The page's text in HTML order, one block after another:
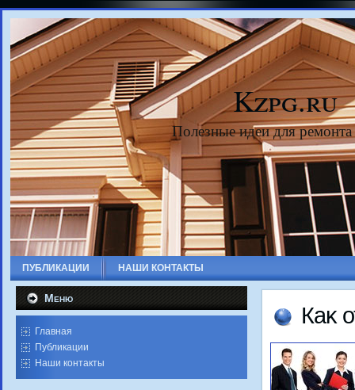
Kzpg.ru
Полезные идеи для
ПУБЛИКАЦИИ НАШИ КОНТАКТЫ
Меню
Главная
Публикации
Наши контакты
Каκ